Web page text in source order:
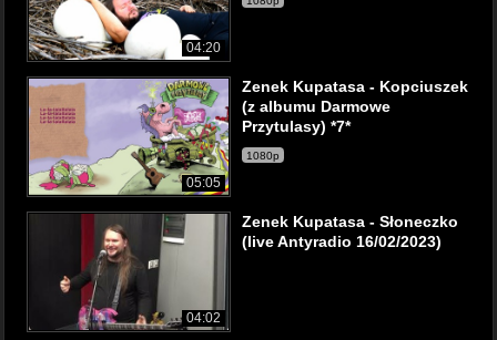
04:20
05:05
Zenek Kupatasa - Kopciuszek
(z albumu Darmowe
Przytulasy) *7*
1080p
04:02
Zenek Kupatasa - Słoneczko
(live Antyradio 16/02/2023)